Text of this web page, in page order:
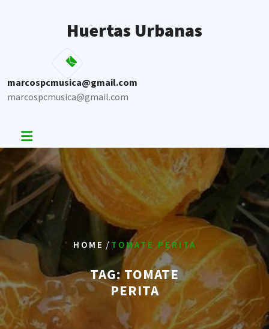
Huertas Urbanas
marcospcmusica@gmail.com
marcospcmusica@gmail.com
HOME / TOMATE PERITA
TAG:TOMATE
PERITA